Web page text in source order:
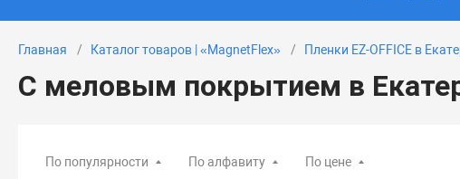
Главная Каталог товаров | «MagnetFlex» Пленки EZ-OFFICE в
С меловым покрытием в
По популярности По алфавиту По цене